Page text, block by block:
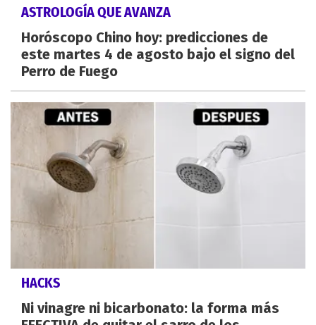
ASTROLOGÍA QUE AVANZA
Horóscopo Chino hoy: predicciones de
este martes 4 de agosto bajo el signo del
Perro de Fuego
HACKS
Ni vinagre ni bicarbonato: la forma más